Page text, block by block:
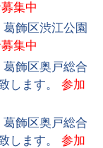
集中
飾区渋江公園
集中
飾区奥戸総合
します。
参加
飾区奥戸総合
します。
参加